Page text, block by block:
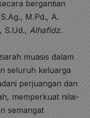
bergantian
M.Pd., A.
S.Ud., Alhafidz.
muasis dalam
seluruh keluarga
perjuangan dan
memperkuat nilai-
semangat